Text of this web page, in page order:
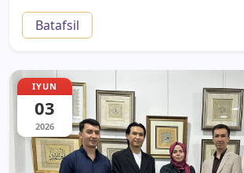
Batafsil
IYUN
03
2026